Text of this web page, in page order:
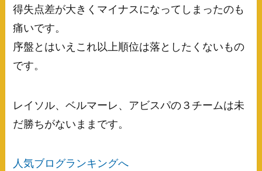
得失点差が大きくマイナスになってしまったのも
痛いです。
序盤とはいえこれ以上順位は落としたくないもの
です。
レイソル、ベルマーレ、アビスパの３チームは未
だ勝ちがないままです。
人気ブログランキングへ